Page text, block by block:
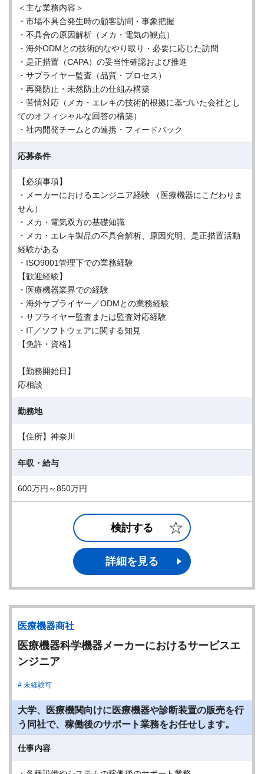
＜主な業務内容＞
・市場不具合発生時の顧客訪問・事象把握
・不具合の原因解析（メカ・電気の観点）
・海外ODMとの技術的なやり取り・必要に応じた訪問
・是正措置（CAPA）の妥当性確認および推進
・サプライヤー監査（品質・プロセス）
・再発防止・未然防止の仕組み構築
・苦情対応（メカ・エレキの技術的根拠に基づいた会社とし
てのオフィシャルな回答の構築）
・社内開発チームとの連携・フィードバック
応募条件
【必須事項】
・メーカーにおけるエンジニア経験 （医療機器にこだわりま
せん）
・メカ・電気双方の基礎知識
・メカ・エレキ製品の不具合解析、原因究明、是正措置活動
経験がある
・ISO9001管理下での業務経験
【歓迎経験】
・医療機器業界での経験
・海外サプライヤー／ODMとの業務経験
・サプライヤー監査または監査対応経験
・IT／ソフトウェアに関する知見
【免許・資格】
【勤務開始日】
応相談
勤務地
【住所】神奈川
年収・給与
600万円～850万円
検討する
詳細を見る
医療機器商社
医療機器科学機器メーカーにおけるサービスエ
ンジニア
未経験可
大学、医療機関向けに医療機器や診断装置の販売を行
う同社で、稼働後のサポート業務をお任せします。
仕事内容